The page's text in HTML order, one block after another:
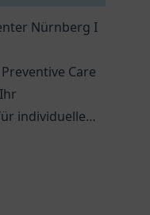
Nürnberg I
Care
individuelle